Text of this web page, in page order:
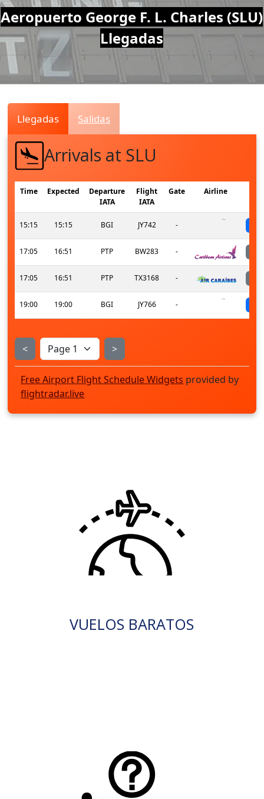
Air
Traffic
Live
Aeropuerto George F. L. Charles (SLU)
Llegadas
Llegadas Salidas
Arrivals at SLU
Time Expected
Departure
IATA
Flight
IATA
Gate Airline
15:15 15:15 BGI JY742 -
17:05 16:51 PTP BW283 -
17:05 16:51 PTP TX3168 -
19:00 19:00 BGI JY766 -
< >
Free Airport Flight Schedule Widgets provided by
flightradar.live
VUELOS BARATOS